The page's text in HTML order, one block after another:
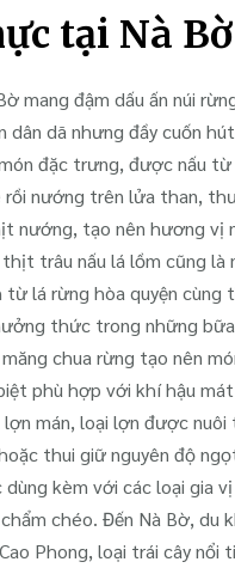
tại Nà Bờ
mang đậm dấu ấn núi
dân dã nhưng đầy cuốn
đặc trưng, được nấu
nướng trên lửa than,
nướng, tạo nên hương vị
trâu nấu lá lồm cũng là
từ lá rừng hòa quyện
thức trong những bữa
măng chua rừng tạo nên
phù hợp với khí hậu
mán, loại lợn được
thui giữ nguyên độ
kèm với các loại gia
chéo. Đến Nà Bờ, du
Phong, loại trái cây nổi